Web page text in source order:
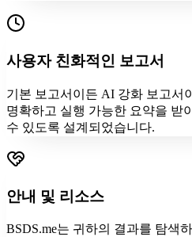
사용자 친화적인 보고서
기본 보고서이든 AI 강화 보고서
명확하고 실행 가능한 요약을 받
수 있도록 설계되었습니다.
안내 및 리소스
BSDS.me는 귀하의 결과를 탐색